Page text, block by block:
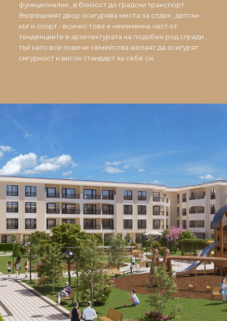
функционални , в близост до градски транспорт.
Вътрешният двор осигурява места за отдих , детски
кът и спорт - всичко това е неизменна част от
тенденциите в архитектурата на подобен род сгради ,
тъй като все повече семейства желаят да осигурят
сигурност и висок стандарт за себе си.